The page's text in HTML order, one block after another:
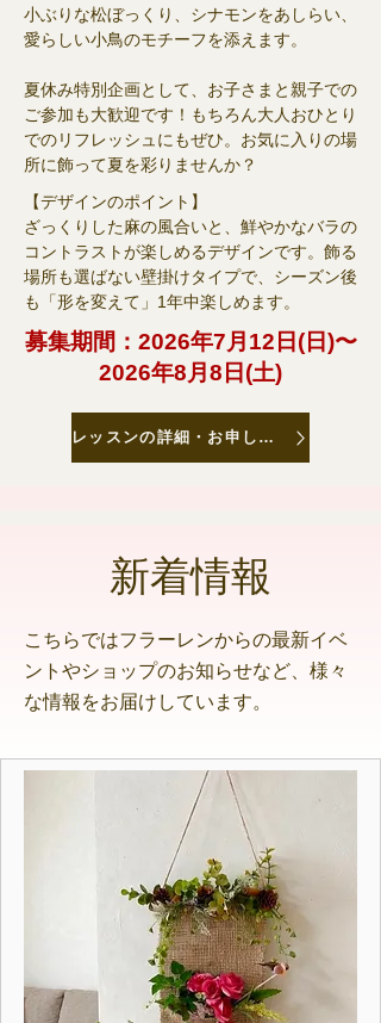
小ぶりな松ぼっくり、シナモンをあしらい、
愛らしい小鳥のモチーフを添えます。
夏休み特別企画として、お子さまと親子での
ご参加も大歓迎です！もちろん大人おひとり
でのリフレッシュにもぜひ。お気に入りの場
所に飾って夏を彩りませんか？
【デザインのポイント】
ざっくりした麻の風合いと、鮮やかなバラの
コントラストが楽しめるデザインです。飾る
場所も選ばない壁掛けタイプで、シーズン後
も「形を変えて」1年中楽しめます。
募集期間：2026年7月12日(日)〜
2026年8月8日(土)
レッスンの詳細・お申し込みはこちら
新着情報
こちらではフラーレンからの最新イベ
ントやショップのお知らせなど、様々
な情報をお届けしています。